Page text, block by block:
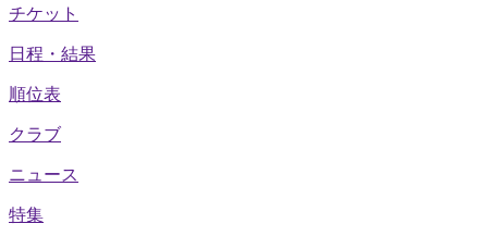
チケット
日程・結果
順位表
クラブ
ニュース
特集